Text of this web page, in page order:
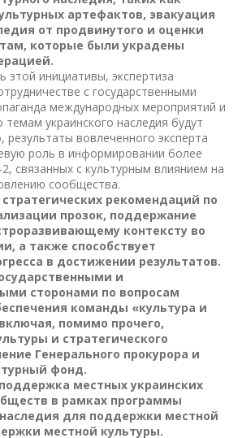
артефактов, эвакуация
от продвинутого и оценки
которые были украдены
этой инициативы, экспертиза
с государственными
международных мероприятий и
темам украинского наследия будут
вовлеченного эксперта
роль в информировании более
связанных с культурным влиянием на
сообщества.
рекомендаций по
прозок, поддержание
контексту во
а также способствует
в достижении результатов.
и
сторонами по вопросам
команды «культура и
помимо прочего,
и стратегического
Генерального прокурора и
фонд.
местных украинских
в рамках программы
для поддержки местной
местной культуры.